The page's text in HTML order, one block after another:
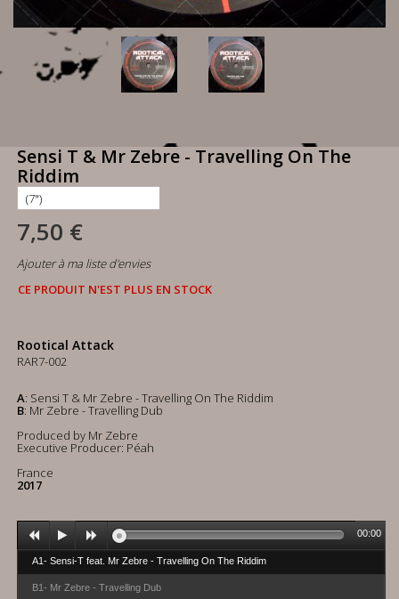
Sensi T & Mr Zebre - Travelling On The
Riddim
7,50 €
Ajouter à ma liste d'envies
CE PRODUIT N'EST PLUS EN STOCK
Rootical Attack
RAR7-002
A: Sensi T & Mr Zebre - Travelling On The Riddim
B: Mr Zebre - Travelling Dub
Produced by Mr Zebre
Executive Producer: Péah
France
2017
A1- Sensi-T feat. Mr Zebre - Travelling On The Riddim
B1- Mr Zebre - Travelling Dub
00:00